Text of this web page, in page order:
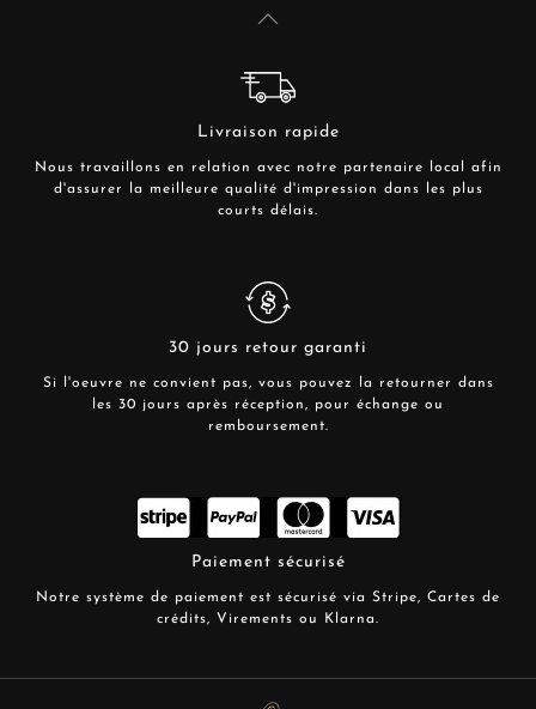
Livraison rapide
Nous travaillons en relation avec notre partenaire local afin
d'assurer la meilleure qualité d'impression dans les plus
courts délais.
30 jours retour garanti
Si l'oeuvre ne convient pas, vous pouvez la retourner dans
les 30 jours après réception, pour échange ou
remboursement.
Paiement sécurisé
Notre système de paiement est sécurisé via Stripe, Cartes de
crédits, Virements ou Klarna.